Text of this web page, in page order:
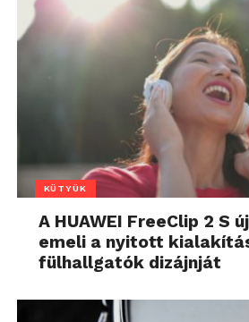
KÜTYÜK
A HUAWEI FreeClip 2 S
emeli a nyitott
fülhallgatók dizájnját